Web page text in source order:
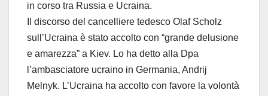
in corso tra Russia e Ucraina.
Il discorso del cancelliere tedesco Olaf Scholz
sull’Ucraina è stato accolto con “grande delusione
e amarezza” a Kiev. Lo ha detto alla Dpa
l’ambasciatore ucraino in Germania, Andrij
Melnyk. L’Ucraina ha accolto con favore la volontà